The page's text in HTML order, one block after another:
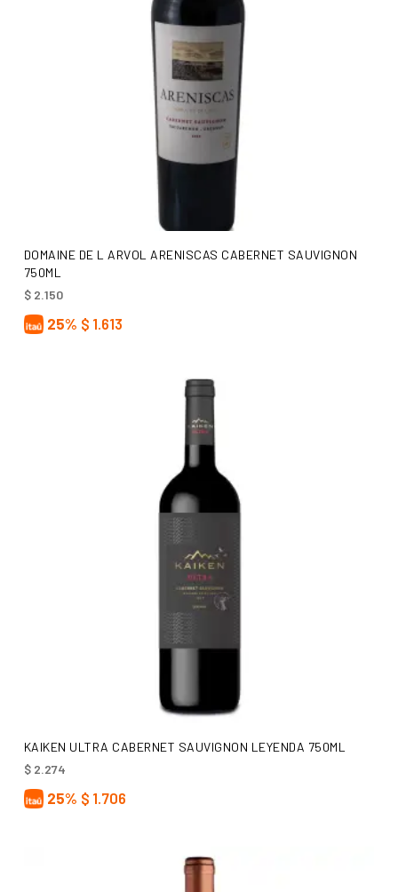
AÑADIR AL CARRITO
DOMAINE DE L ARVOL ARENISCAS CABERNET SAUVIGNON
750ML
$2.150
25% $ 1.613
AÑADIR AL CARRITO
KAIKEN ULTRA CABERNET SAUVIGNON LEYENDA 750ML
$2.274
25% $ 1.706